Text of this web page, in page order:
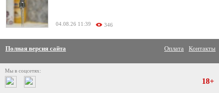
04.08.26 11:39 346
Полная версия сайта Оплата Контакты
Мы в соцсетях:
18+